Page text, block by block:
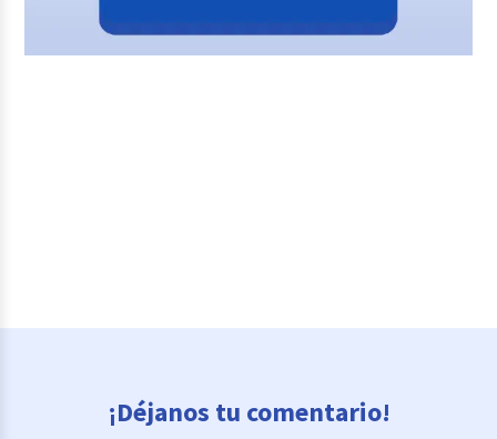
¡Déjanos tu comentario!